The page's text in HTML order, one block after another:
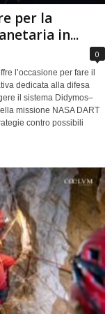
per la
in...
0
l’occasione per fare il
dedicata alla difesa
il sistema Didymos–
missione NASA DART
contro possibili